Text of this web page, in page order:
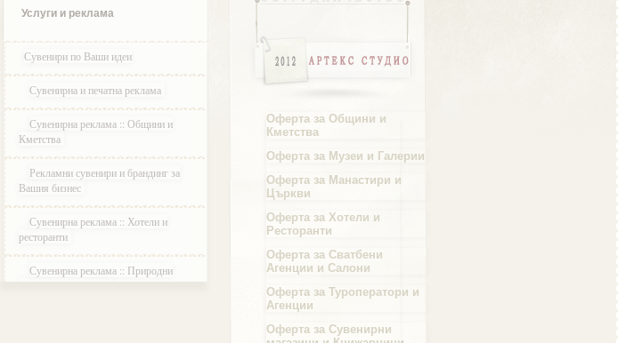
Област Русе
Област Силистра
Област Сливен
Услуги и реклама
Сувенири по Ваши идеи
Сувенирна и печатна реклама
Сувенирна реклама :: Общини и
Кметства
Рекламни сувенири и брандинг за
Вашия бизнес
Сувенирна реклама :: Хотели и
ресторанти
Сувенирна реклама :: Природни
паркове и Резервати
Оферта за Общини и
Кметства
Оферта за Музеи и Галерии
Оферта за Манастири и
Църкви
Оферта за Хотели и
Ресторанти
Оферта за Сватбени
Агенции и Салони
Оферта за Туроператори и
Агенции
Оферта за Сувенирни